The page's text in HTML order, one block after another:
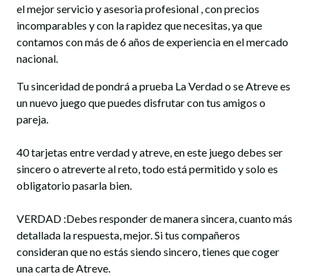
el mejor servicio y asesoria profesional , con precios
incomparables y con la rapidez que necesitas, ya que
contamos con más de 6 años de experiencia en el mercado
nacional.
Tu sinceridad de pondrá a prueba La Verdad o se Atreve es
un nuevo juego que puedes disfrutar con tus amigos o
pareja.
40 tarjetas entre verdad y atreve, en este juego debes ser
sincero o atreverte al reto, todo está permitido y solo es
obligatorio pasarla bien.
VERDAD :Debes responder de manera sincera, cuanto más
detallada la respuesta, mejor. Si tus compañeros
consideran que no estás siendo sincero, tienes que coger
una carta de Atreve.